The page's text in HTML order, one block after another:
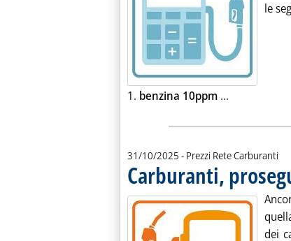
le
1. benzina 10ppm ...
31/10/2025 - Prezzi Rete Carburanti
Carburanti,
dei